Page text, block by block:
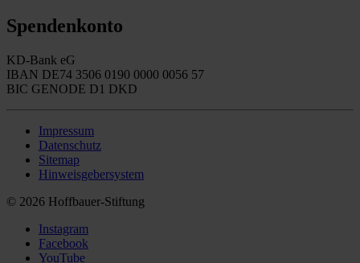
Spendenkonto
KD-Bank eG
IBAN DE74 3506 0190 0000 0056 57
BIC GENODE D1 DKD
Impressum
Datenschutz
Sitemap
Hinweisgebersystem
© 2026 Hoffbauer-Stiftung
Instagram
Facebook
YouTube